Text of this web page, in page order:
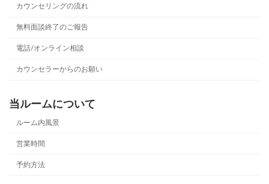
カウンセリングの流れ
無料面談終了のご報告
電話/オンライン相談
カウンセラーからのお願い
当ルームについて
ルーム内風景
営業時間
予約方法